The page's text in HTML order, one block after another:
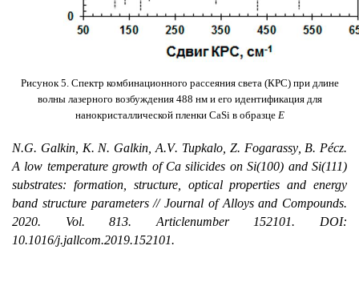
Рисунок 5. Спектр комбинационного рассеяния света (КРС) при длине
волны лазерного возбуждения 488 нм и его идентификация для
нанокристаллической пленки CaSiв образце E
N.G. Galkin, K. N. Galkin ,A.V. Tupkalo, Z. Fogarassy, B. Pécz.
A low temperature growth of Ca silicides on Si(100) and Si(111)
substrates: formation, structure, optical properties and energy
band structure parameters // Journal of Alloys and Compounds.
2020. Vol. 813. Articlenumber152101. DOI:
10.1016/j.jallcom.2019.152101.